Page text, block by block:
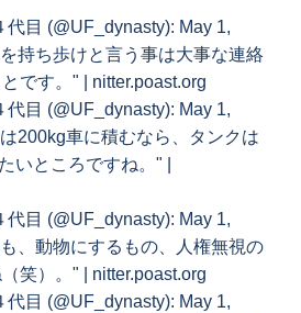
代目 (@UF_dynasty): May 1,
持ち歩けと言う事は大事な連絡
です。" | nitter.poast.org
代目 (@UF_dynasty): May 1,
200kg車に積むなら、タンクは
いところですね。" |
代目 (@UF_dynasty): May 1,
、動物にするもの、人権無視の
笑）。" | nitter.poast.org
代目 (@UF_dynasty): May 1,